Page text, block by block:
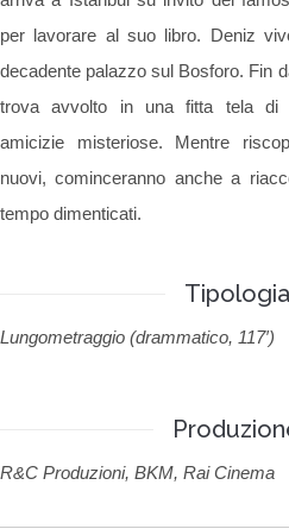
per lavorare al suo libro. Deniz
decadente palazzo sul Bosforo. Fin
trova avvolto in una fitta tela di
amicizie misteriose. Mentre
nuovi, cominceranno anche a
tempo dimenticati.
Tipologia
Lungometraggio (drammatico, 117′)
R&C Produzioni, BKM, Rai Cinema